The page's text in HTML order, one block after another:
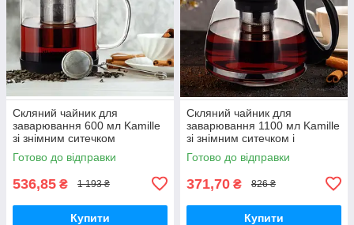
Скляний чайник для
заварювання 600 мл Kamille
зі знімним ситечком
термостійкий
Готово до відправки
536,85 ₴ 1 193 ₴
Купити
Скляний чайник для
заварювання 1100 мл Kamille
зі знімним ситечком і
оригінальною ручкою
Готово до відправки
371,70 ₴ 826 ₴
Купити